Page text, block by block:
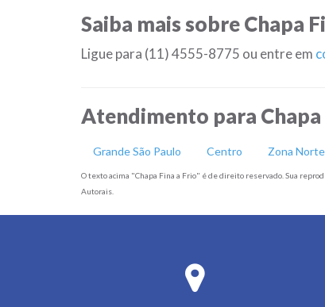
Saiba mais sobre Chapa
Ligue para (11) 4555-8775 ou entre em
Atendimento para Chapa
Grande São Paulo Centro Zona Norte
O texto acima "Chapa Fina a Frio" é de direito reservado. Sua
Autorais.